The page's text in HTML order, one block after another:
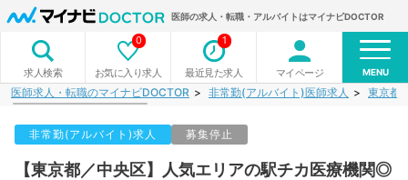
医師の求人・転職・アルバイトはマイナビDOCTOR
求人検索 お気に入り求人
0
最近見た求人
1
マイページ MENU
医師求人・転職のマイナビDOCTOR 非常勤(アルバイト)医師求人 東京都
非常勤(アルバイト)求人 募集停止
【東京都／中央区】人気エリアの駅チカ医療機関◎